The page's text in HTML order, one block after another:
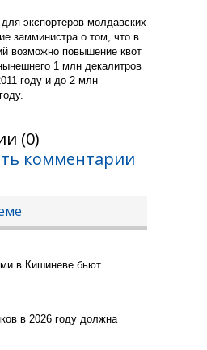
экспортеров молдавских
замминистра о том, что в
возможно повышение квот
1 млн декалитров
году и до 2 млн
(0)
комментарии
в Кишиневе бьют
в 2026 году должна